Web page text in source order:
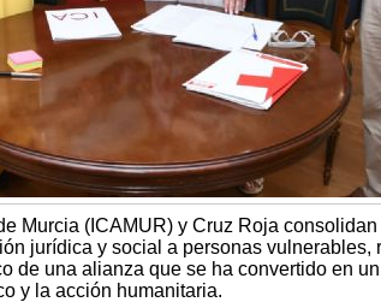
Murcia (ICAMUR) y Cruz Roja
jurídica y social a personas vulnerables,
de una alianza que se ha convertido en
y la acción humanitaria.